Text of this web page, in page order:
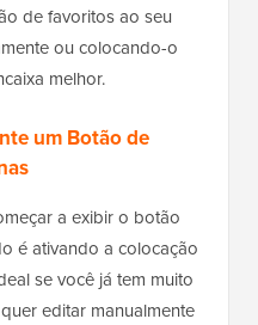
de favoritos ao seu
ou colocando-o
melhor.
um Botão de
a exibir o botão
é ativando a colocação
se você já tem muito
editar manualmente